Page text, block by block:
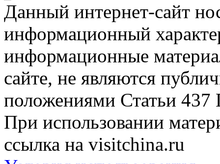
Данный интернет-сайт
информационный
информационные
сайте, не являются
положениями Статьи 437
При использовании
ссылка на visitchina.ru